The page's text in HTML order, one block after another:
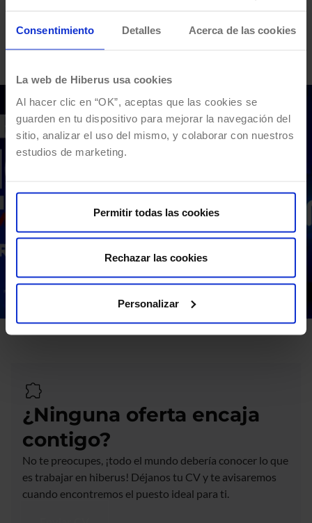
Consentimiento Detalles Acerca de las cookies
La web de Hiberus usa cookies
Al hacer clic en “OK”, aceptas que las cookies se
guarden en tu dispositivo para mejorar la navegación del
sitio, analizar el uso del mismo, y colaborar con nuestros
estudios de marketing.
Permitir todas las cookies
Personalizar
Rechazar las cookies
impulsará a lo grande.
¿Ninguna oferta encaja
contigo?
No te preocupes, ¡todo el mundo debería conocer lo que
es trabajar en hiberus! Déjanos tu CV y te avisaremos
cuando encontremos el puesto ideal para ti.